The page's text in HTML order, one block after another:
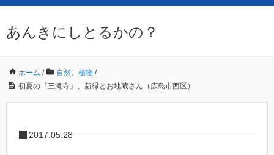
あんきにしとるかの？
ホーム / 自然、植物 /
初夏の『三滝寺』、新緑とお地蔵さん（広島市西区）
2017.05.28